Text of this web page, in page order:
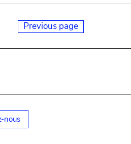
Previous page
nous